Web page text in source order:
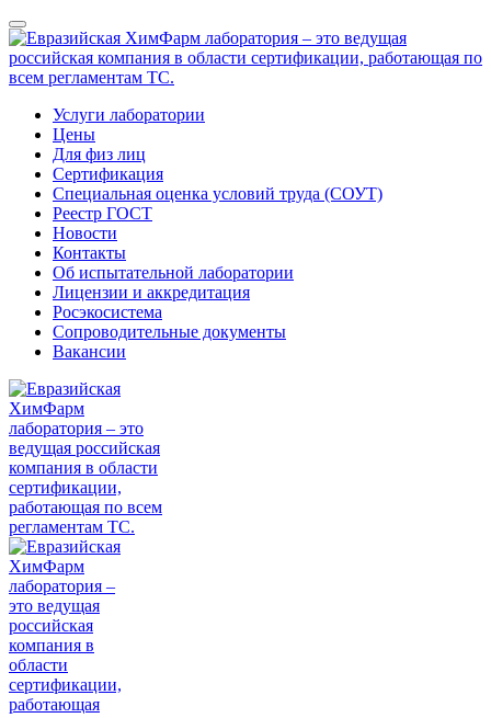
Услуги лаборатории
Цены
Для физ лиц
Сертификация
Специальная оценка условий труда (СОУТ)
Реестр ГОСТ
Новости
Контакты
Об испытательной лаборатории
Лицензии и аккредитация
Росэкосистема
Сопроводительные документы
Вакансии